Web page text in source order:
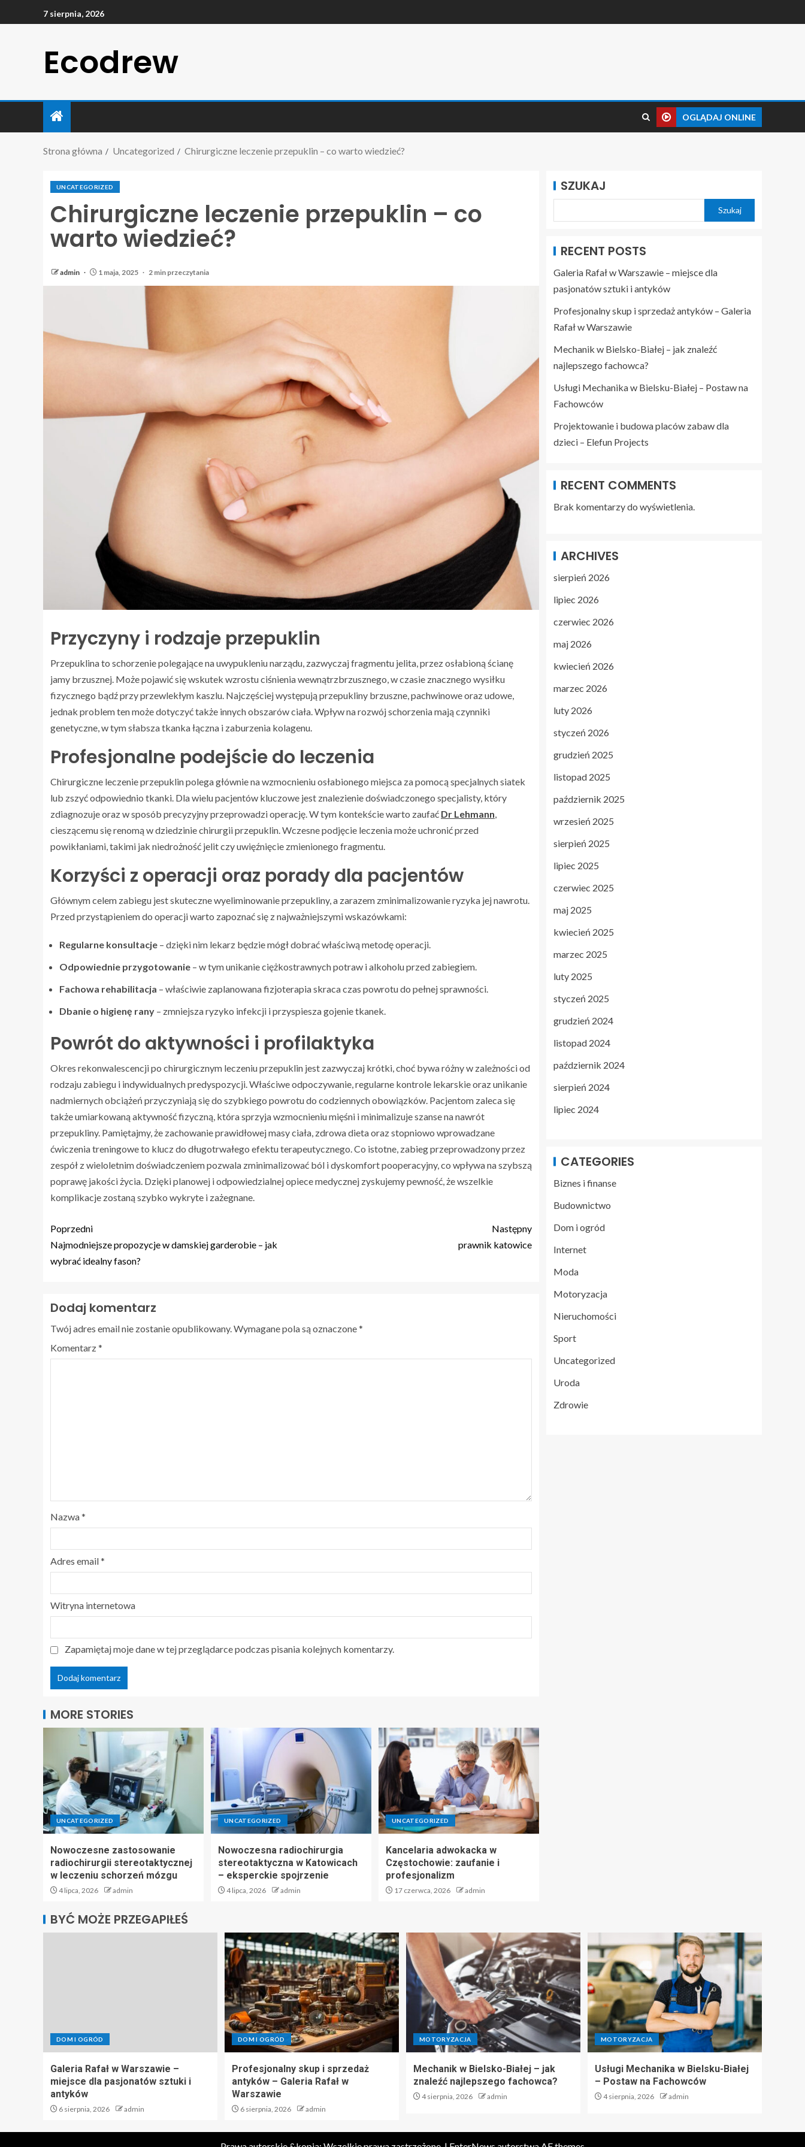
7 sierpnia, 2026
Ecodrew
OGLĄDAJ ONLINE
Strona główna Uncategorized Chirurgiczne leczenie przepuklin – co warto wiedzieć?
UNCATEGORIZED
Chirurgiczne leczenie przepuklin – co
warto wiedzieć?
admin 1 maja, 2025 2 min przeczytania
Przyczyny i rodzaje przepuklin
Przepuklina to schorzenie polegające na uwypukleniu narządu, zazwyczaj fragmentu jelita, przez osłabioną ścianę
jamy brzusznej. Może pojawić się wskutek wzrostu ciśnienia wewnątrzbrzusznego, w czasie znacznego wysiłku
fizycznego bądź przy przewlekłym kaszlu. Najczęściej występują przepukliny brzuszne, pachwinowe oraz udowe,
jednak problem ten może dotyczyć także innych obszarów ciała. Wpływ na rozwój schorzenia mają czynniki
genetyczne, w tym słabsza tkanka łączna i zaburzenia kolagenu.
Profesjonalne podejście do leczenia
Chirurgiczne leczenie przepuklin polega głównie na wzmocnieniu osłabionego miejsca za pomocą specjalnych siatek
lub zszyć odpowiednio tkanki. Dla wielu pacjentów kluczowe jest znalezienie doświadczonego specjalisty, który
zdiagnozuje oraz w sposób precyzyjny przeprowadzi operację. W tym kontekście warto zaufać Dr Lehmann,
cieszącemu się renomą w dziedzinie chirurgii przepuklin. Wczesne podjęcie leczenia może uchronić przed
powikłaniami, takimi jak niedrożność jelit czy uwięźnięcie zmienionego fragmentu.
Korzyści z operacji oraz porady dla pacjentów
Głównym celem zabiegu jest skuteczne wyeliminowanie przepukliny, a zarazem zminimalizowanie ryzyka jej nawrotu.
Przed przystąpieniem do operacji warto zapoznać się z najważniejszymi wskazówkami:
Regularne konsultacje – dzięki nim lekarz będzie mógł dobrać właściwą metodę operacji.
Odpowiednie przygotowanie – w tym unikanie ciężkostrawnych potraw i alkoholu przed zabiegiem.
Fachowa rehabilitacja – właściwie zaplanowana fizjoterapia skraca czas powrotu do pełnej sprawności.
Dbanie o higienę rany – zmniejsza ryzyko infekcji i przyspiesza gojenie tkanek.
Powrót do aktywności i profilaktyka
Okres rekonwalescencji po chirurgicznym leczeniu przepuklin jest zazwyczaj krótki, choć bywa różny w zależności od
rodzaju zabiegu i indywidualnych predyspozycji. Właściwe odpoczywanie, regularne kontrole lekarskie oraz unikanie
nadmiernych obciążeń przyczyniają się do szybkiego powrotu do codziennych obowiązków. Pacjentom zaleca się
także umiarkowaną aktywność fizyczną, która sprzyja wzmocnieniu mięśni i minimalizuje szanse na nawrót
przepukliny. Pamiętajmy, że zachowanie prawidłowej masy ciała, zdrowa dieta oraz stopniowo wprowadzane
ćwiczenia treningowe to klucz do długotrwałego efektu terapeutycznego. Co istotne, zabieg przeprowadzony przez
zespół z wieloletnim doświadczeniem pozwala zminimalizować ból i dyskomfort pooperacyjny, co wpływa na szybszą
poprawę jakości życia. Dzięki planowej i odpowiedzialnej opiece medycznej zyskujemy pewność, że wszelkie
komplikacje zostaną szybko wykryte i zażegnane.
Poprzedni
Najmodniejsze propozycje w damskiej garderobie – jak
wybrać idealny fason?
Następny
prawnik katowice
Dodaj komentarz
Twój adres email nie zostanie opublikowany.Wymagane pola są oznaczone*
Komentarz*
Nazwa*
Adres email*
Witryna internetowa
Zapamiętaj moje dane w tej przeglądarce podczas pisania kolejnych komentarzy.
MORE STORIES
UNCATEGORIZED
Nowoczesne zastosowanie
radiochirurgii stereotaktycznej
w leczeniu schorzeń mózgu
4 lipca, 2026 admin
UNCATEGORIZED
Nowoczesna radiochirurgia
stereotaktyczna w Katowicach
– eksperckie spojrzenie
4 lipca, 2026 admin
UNCATEGORIZED
Kancelaria adwokacka w
Częstochowie: zaufanie i
profesjonalizm
17 czerwca, 2026 admin
SZUKAJ
Szukaj
RECENT POSTS
Galeria Rafał w Warszawie – miejsce dla
pasjonatów sztuki i antyków
Profesjonalny skup i sprzedaż antyków – Galeria
Rafał w Warszawie
Mechanik w Bielsko-Białej – jak znaleźć
najlepszego fachowca?
Usługi Mechanika w Bielsku-Białej – Postaw na
Fachowców
Projektowanie i budowa placów zabaw dla
dzieci – Elefun Projects
RECENT COMMENTS
Brak komentarzy do wyświetlenia.
ARCHIVES
sierpień 2026
lipiec 2026
czerwiec 2026
maj 2026
kwiecień 2026
marzec 2026
luty 2026
styczeń 2026
grudzień 2025
listopad 2025
październik 2025
wrzesień 2025
sierpień 2025
lipiec 2025
czerwiec 2025
maj 2025
kwiecień 2025
marzec 2025
luty 2025
styczeń 2025
grudzień 2024
listopad 2024
październik 2024
sierpień 2024
lipiec 2024
CATEGORIES
Biznes i finanse
Budownictwo
Dom i ogród
Internet
Moda
Motoryzacja
Nieruchomości
Sport
Uncategorized
Uroda
Zdrowie
BYĆ MOŻE PRZEGAPIŁEŚ
DOM I OGRÓD
Galeria Rafał w Warszawie –
miejsce dla pasjonatów sztuki i
antyków
6 sierpnia, 2026 admin
DOM I OGRÓD
Profesjonalny skup i sprzedaż
antyków – Galeria Rafał w
Warszawie
6 sierpnia, 2026 admin
MOTORYZACJA
Mechanik w Bielsko-Białej – jak
znaleźć najlepszego fachowca?
4 sierpnia, 2026 admin
MOTORYZACJA
Usługi Mechanika w Bielsku-Białej
– Postaw na Fachowców
4 sierpnia, 2026 admin